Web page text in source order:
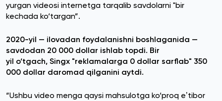
yurgan videosi internetga tarqalib savdolarni "bir
kechada ko‘targan”.
2020-yil — ilovadan foydalanishni boshlaganida —
savdodan 20 000 dollar ishlab topdi. Bir
yil o‘tgach, Singx "reklamalarga 0 dollar sarflab" 350
000 dollar daromad qilganini aytdi.
“Ushbu video menga qaysi mahsulotga ko‘proq eʼtibor